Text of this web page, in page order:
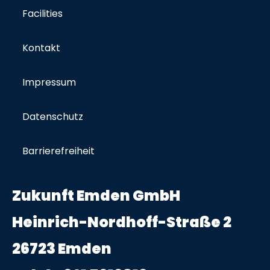
Facilities
Kontakt
Impressum
Datenschutz
Barrierefreiheit
Zukunft Emden GmbH
Heinrich-Nordhoff-Straße 2
26723 Emden